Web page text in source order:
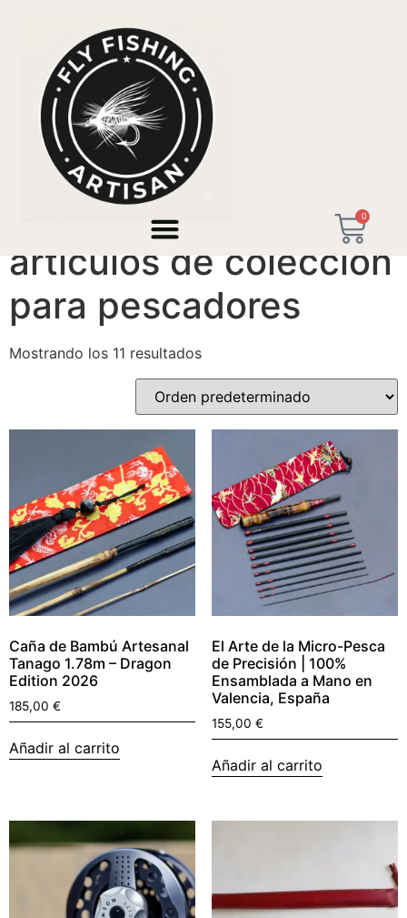
0
/ Productos etiquetados “artículos de colección
artículos de colección
para pescadores
Mostrando los 11 resultados
Caña de Bambú Artesanal
Tanago 1.78m – Dragon
Edition 2026
185,00 €
Añadir al carrito
El Arte de la Micro-Pesca
de Precisión | 100%
Ensamblada a Mano en
Valencia, España
155,00 €
Añadir al carrito